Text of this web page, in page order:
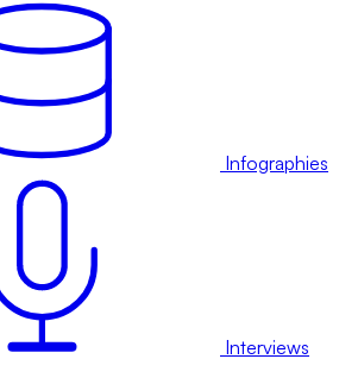
Infographies
Interviews